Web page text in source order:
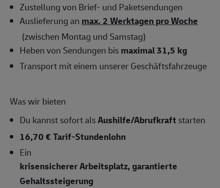
Zustellung von Brief- und Paketsendungen
Auslieferung an max. 2 Werktagen pro Woche
(zwischen Montag und Samstag)
Heben von Sendungen bismaximal 31,5 kg
Transport mit einem unserer Geschäftsfahrzeuge
Was wir bieten
Du kannst sofort alsAushilfe/Abrufkraft starten
16,70 € Tarif-Stundenlohn
Ein
krisensicherer Arbeitsplatz, garantierte
Gehaltssteigerung